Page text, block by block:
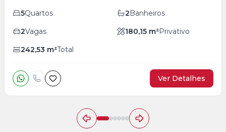
5Quartos 2Banheiros
2Vagas 180,15 m²Privativo
242,53 m²Total
Ver Detalhes